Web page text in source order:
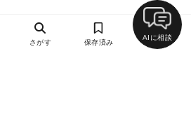
さがす 保存済み
AIに相談